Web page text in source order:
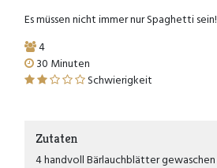
Es müssen nicht immer nur Spaghetti sein!
4
30 Minuten
Schwierigkeit
Zutaten
4 handvoll Bärlauchblätter gewaschen